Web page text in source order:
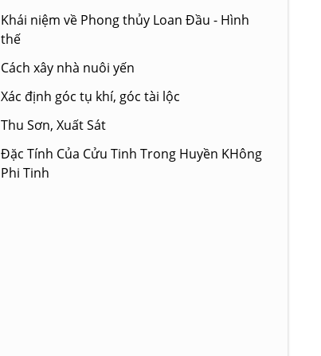
Khái niệm về Phong thủy Loan Đầu - Hình
thế
Cách xây nhà nuôi yến
Xác định góc tụ khí, góc tài lộc
Thu Sơn, Xuất Sát
Đặc Tính Của Cửu Tinh Trong Huyền KHông
Phi Tinh